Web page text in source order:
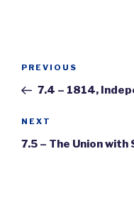
Previous
Post
PREVIOUS
7.4 – 1814,
Next
Post
NEXT
7.5 – The Union